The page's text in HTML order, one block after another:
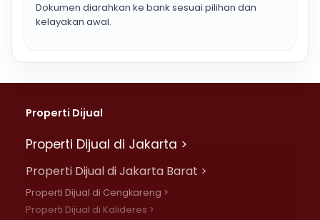
Dokumen diarahkan ke bank sesuai pilihan dan
kelayakan awal.
Properti Dijual
Properti Dijual di Jakarta >
Properti Dijual di Jakarta Barat >
Properti Dijual di Cengkareng >
Properti Dijual di Kalideres >